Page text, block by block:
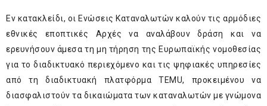
Εν κατακλείδι, οι Ενώσεις Καταναλωτών καλούν τις αρμόδιες
εθνικές εποπτικές Αρχές να αναλάβουν δράση και να
ερευνήσουν άμεσα τη μη τήρηση της Ευρωπαϊκής νομοθεσίας
για το διαδικτυακό περιεχόμενο και τις ψηφιακές υπηρεσίες
από τη διαδικτυακή πλατφόρμα TEMU, προκειμένου να
διασφαλιστούν τα δικαιώματα των καταναλωτών με γνώμονα